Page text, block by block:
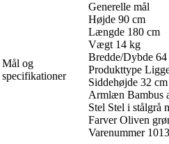
Mål og
specifikationer
Generelle mål
Højde 90 cm
Længde 180 cm
Vægt 14 kg
Bredde/Dybde 64
Produkttype
Siddehøjde 32 cm
Armlæn Bambus
Stel Stel i stålgrå
Farver Oliven
Varenummer